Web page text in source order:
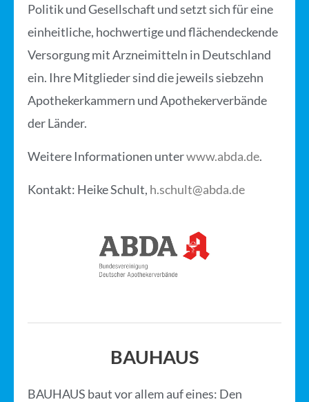
Politik und Gesellschaft und setzt sich für eine
einheitliche, hochwertige und flächendeckende
Versorgung mit Arzneimitteln in Deutschland
ein. Ihre Mitglieder sind die jeweils siebzehn
Apothekerkammern und Apothekerverbände
der Länder.
Weitere Informationen unterwww.abda.de.
Kontakt: Heike Schult, h.schult@abda.de
BAUHAUS
BAUHAUS baut vor allem auf eines: Den